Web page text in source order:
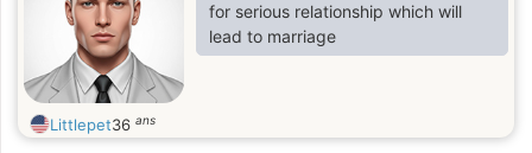
for serious relationship which will
lead to marriage
Littlepet36 ans